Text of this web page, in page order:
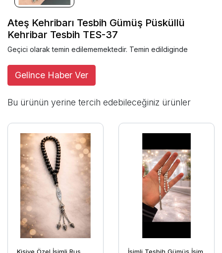
Ateş Kehribarı Tesbih Gümüş Püsküllü
Kehribar Tesbih TES-37
Geçici olarak temin edilememektedir. Temin edildiginde
Gelince Haber Ver
Bu ürünün yerine tercih edebileceğiniz ürünler